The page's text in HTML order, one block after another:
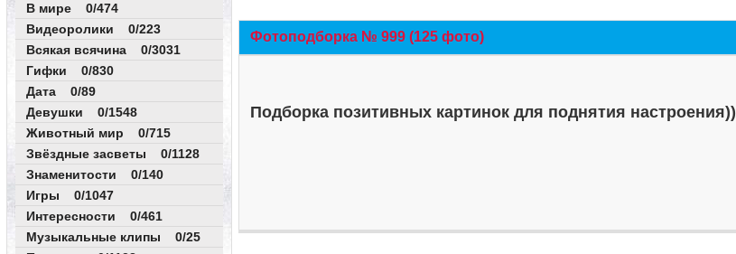
В мире 0/474
Видеоролики 0/223
Всякая всячина 0/3031
Гифки 0/830
Дата 0/89
Девушки 0/1548
Животный мир 0/715
Звёздные засветы 0/1128
Знаменитости 0/140
Игры 0/1047
Интересности 0/461
Музыкальные клипы 0/25
Фотоподборка № 999 (125 фото)
Подборка позитивных картинок для поднятия настроения))